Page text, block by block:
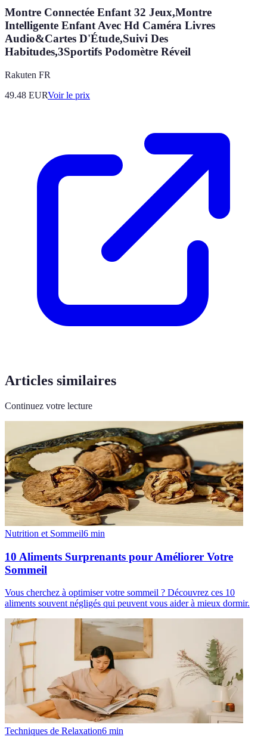
Montre Connectée Enfant 32 Jeux,Montre
Intelligente Enfant Avec Hd Caméra Livres
Audio&Cartes D'Étude,Suivi Des
Habitudes,3Sportifs Podomètre Réveil
Rakuten FR
49.48 EURVoir le prix
Articles similaires
Continuez votre lecture
Nutrition et Sommeil6 min
10 Aliments Surprenants pour Améliorer Votre
Sommeil
Vous cherchez à optimiser votre sommeil ? Découvrez ces 10
aliments souvent négligés qui peuvent vous aider à mieux dormir.
Techniques de Relaxation6 min